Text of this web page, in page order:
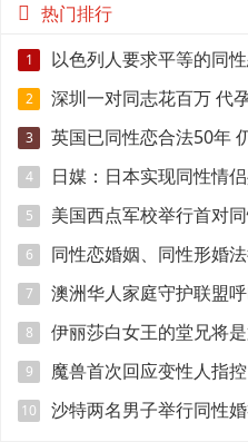
热门排行
1 以色列人要求平等的同
2 深圳一对同志花百万 代
3 英国已同性恋合法50年
4 日媒：日本实现同性情
5 美国西点军校举行首对
6 同性恋婚姻、同性形婚
7 澳洲华人家庭守护联盟
8
伊丽莎白女王的堂兄将
员
9 魔兽首次回应变性人指
10 沙特两名男子举行同性